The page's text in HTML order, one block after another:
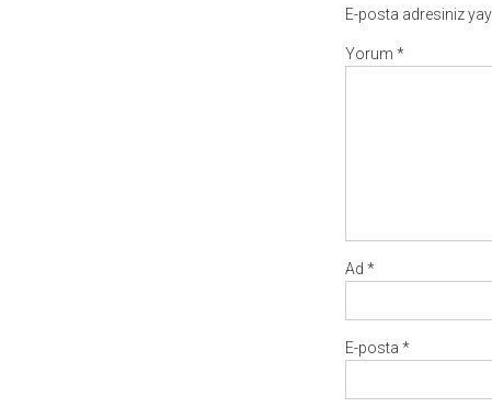
E-posta adresiniz
Yorum *
Ad *
E-posta *